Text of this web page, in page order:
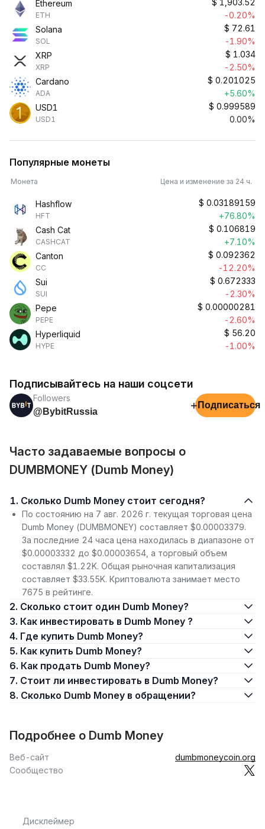
Ethereum
ETH
$ 1,903.52
-0.20%
Solana
SOL
$ 72.61
-1.90%
XRP
XRP
$ 1.034
-2.50%
Cardano
ADA
$ 0.201025
+5.60%
USD1
USD1
$ 0.999589
0.00%
Популярные монеты
Монета Цена и изменение за 24 ч.
Hashflow
HFT
$ 0.03189159
+76.80%
Cash Cat
CASHCAT
$ 0.106819
+7.10%
Canton
CC
$ 0.092362
-12.20%
Sui
SUI
$ 0.672333
-2.30%
Pepe
PEPE
$ 0.00000281
-2.60%
Hyperliquid
HYPE
$ 56.20
-1.00%
Подписывайтесь на наши соцсети
Followers
@BybitRussia
+ Подписаться
Часто задаваемые вопросы о
DUMBMONEY (Dumb Money)
1. Сколько Dumb Money стоит сегодня?
По состоянию на 7 авг. 2026 г. текущая торговая цена
Dumb Money (DUMBMONEY) составляет $0.00003379.
За последние 24 часа цена находилась в диапазоне от
$0.00003332 до $0.00003654, а торговый объем
составлял $1.22K. Общая рыночная капитализация
составляет $33.55K. Криптовалюта занимает место
7675 в рейтинге.
2. Сколько стоит один Dumb Money?
3. Как инвестировать в Dumb Money ?
4. Где купить Dumb Money?
5. Как купить Dumb Money?
6. Как продать Dumb Money?
7. Стоит ли инвестировать в Dumb Money?
8. Сколько Dumb Money в обращении?
Подробнее о Dumb Money
Веб-сайт
dumbmoneycoin.org
Сообщество
Дисклеймер